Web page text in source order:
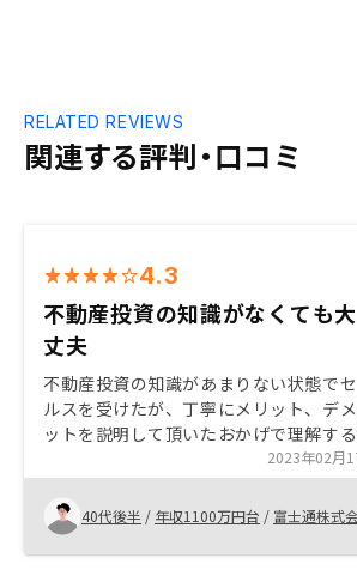
関連する評判・口コミ
RELATED REVIEWS
4.3
不動産投資の知識がなくても大
丈夫
不動産投資の知識があまりない状態で
ルスを受けたが、丁寧にメリット、デ
ットを説明して頂いたおかげで理解す
とができました。 不動産投資は他の金
商品と異なり、短期売買には向かない
長期に保有して着実に利益を得るとこ
魅力なのだと感じました。
2023年02月
40代後半 / 年収1100万円台 / 富士通株式